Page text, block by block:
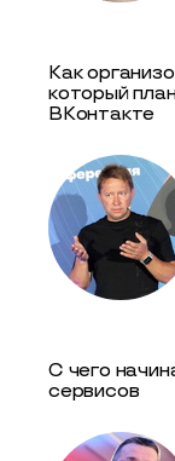
Как
который
ВКонтакте
С чего
сервисов